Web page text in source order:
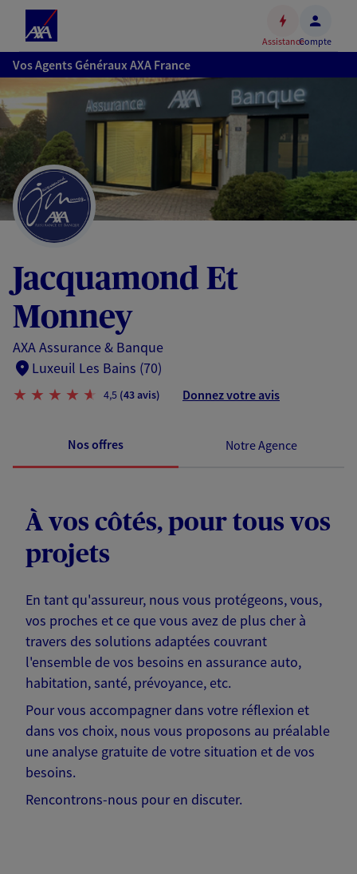
Accéder
au
contenu
principal
Accéder
pied
AssistanceCompte
Vos Agents Généraux AXA France
Jacquamond Et
Monney
AXA Assurance & Banque
Luxeuil Les Bains (70)
4,5 (43 avis) Donnez votre avis
Nos offres Notre Agence
À vos côtés, pour tous vos
projets
En tant qu'assureur, nous vous protégeons, vous,
vos proches et ce que vous avez de plus cher à
travers des solutions adaptées couvrant
l'ensemble de vos besoins en assurance auto,
habitation, santé, prévoyance, etc.
Pour vous accompagner dans votre réflexion et
dans vos choix, nous vous proposons au préalable
une analyse gratuite de votre situation et de vos
besoins.
Rencontrons-nous pour en discuter.